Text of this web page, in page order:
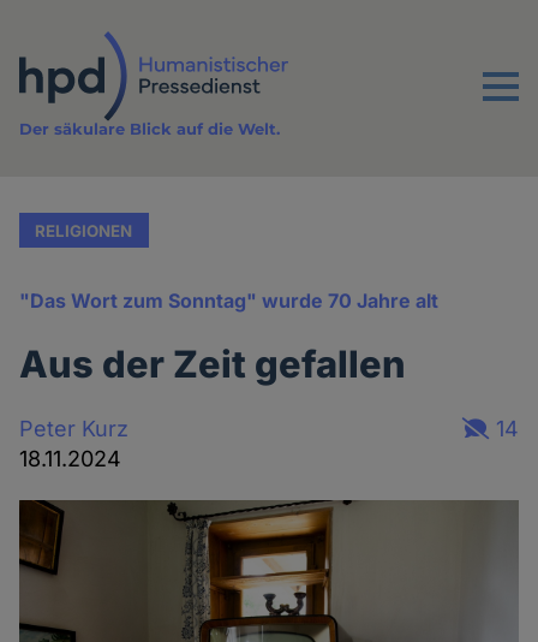
Inhalt
Menu
Der säkulare Blick auf die Welt.
RELIGIONEN
"Das Wort zum Sonntag" wurde 70 Jahre alt
Aus der Zeit gefallen
Peter Kurz
18.11.2024
14